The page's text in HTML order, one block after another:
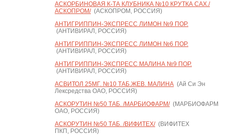
АСКОРБИНОВАЯ К-ТА КЛУБНИКА №10 КРУТКА САХ./
АСКОПРОМ/(АСКОПРОМ, РОССИЯ)
АНТИГРИППИН-ЭКСПРЕСС ЛИМОН №9 ПОР.
(АНТИВИРАЛ, РОССИЯ)
АНТИГРИППИН-ЭКСПРЕСС ЛИМОН №6 ПОР.
(АНТИВИРАЛ, РОССИЯ)
АНТИГРИППИН-ЭКСПРЕСС МАЛИНА №9 ПОР.
(АНТИВИРАЛ, РОССИЯ)
АСВИТОЛ 25МГ. №10 ТАБ.ЖЕВ. МАЛИНА(Ай Си Эн
Лексредства ОАО, РОССИЯ)
АСКОРУТИН №50 ТАБ. /МАРБИОФАРМ/(МАРБИОФАРМ
ОАО, РОССИЯ)
АСКОРУТИН №50 ТАБ. /ВИФИТЕХ/(ВИФИТЕХ
ПКП, РОССИЯ)